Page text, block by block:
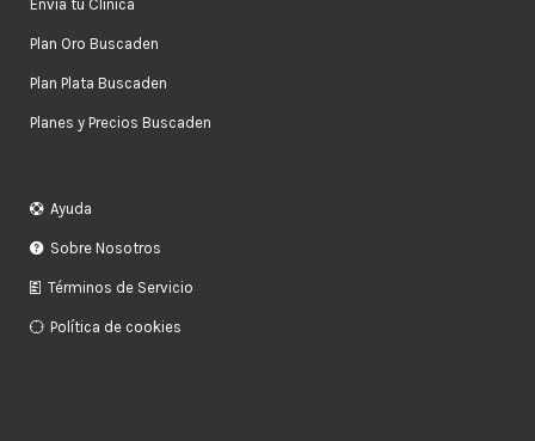
Envía tu Clínica
Plan Oro Buscaden
Plan Plata Buscaden
Planes y Precios Buscaden
Ayuda
Sobre Nosotros
Términos de Servicio
Política de cookies